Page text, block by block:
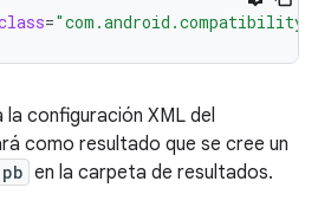
=
configuración XML del
como resultado que se cree un
en la carpeta de resultados.